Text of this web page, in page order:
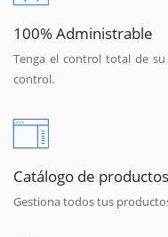
100% Administrable
Tenga el control total de
control.
Catálogo de productos
Gestiona todos tus